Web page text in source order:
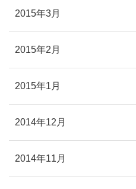
2015年3月
2015年2月
2015年1月
2014年12月
2014年11月